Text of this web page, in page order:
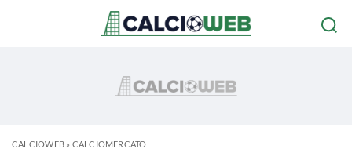
CALCIOWEB» CALCIOMERCATO